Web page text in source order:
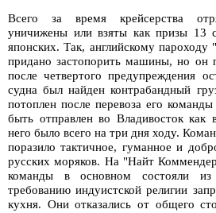
Всего за время крейсерства
уничижены или взяты как призы 13
японских. Так, английскому
придано застопорить машины, но он
после четвертого предупреждения
судна был найден контрабандный
потоплен после перевоза его
быть отправлен во Владивосток как
него было всего на три дня ходу.
поразило тактичное, гуманное и
русских моряков. На "Найт
команды в основном состояли
требованию индуистской религии
кухня. Они отказались от общего